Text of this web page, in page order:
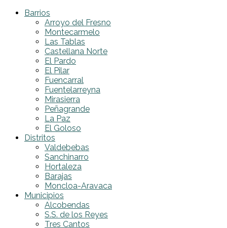
Barrios
Arroyo del Fresno
Montecarmelo
Las Tablas
Castellana Norte
El Pardo
El Pilar
Fuencarral
Fuentelarreyna
Mirasierra
Peñagrande
La Paz
El Goloso
Distritos
Valdebebas
Sanchinarro
Hortaleza
Barajas
Moncloa-Aravaca
Municipios
Alcobendas
S.S. de los Reyes
Tres Cantos